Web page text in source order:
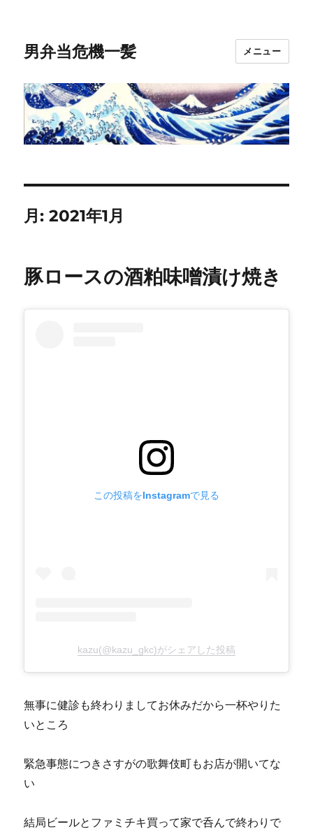
男弁当危機一髪 メニュー
月:2021年1月
豚ロースの酒粕味噌漬け焼き
この投稿をInstagramで見る
kazu(@kazu_gkc)がシェアした投稿
無事に健診も終わりましてお休みだから一杯やりた
いところ
緊急事態につきさすがの歌舞伎町もお店が開いてな
い
結局ビールとファミチキ買って家で呑んで終わりで